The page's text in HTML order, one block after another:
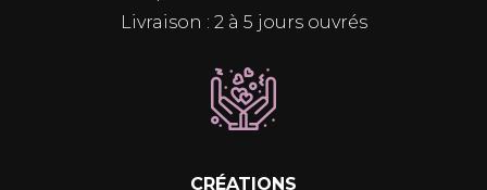
Livraison : 2 à 5 jours ouvrés
CRÉATIONS